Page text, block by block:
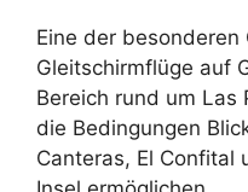
Eine der besonderen
Gleitschirmflüge auf
Bereich rund um Las
die Bedingungen
Canteras, El Confital